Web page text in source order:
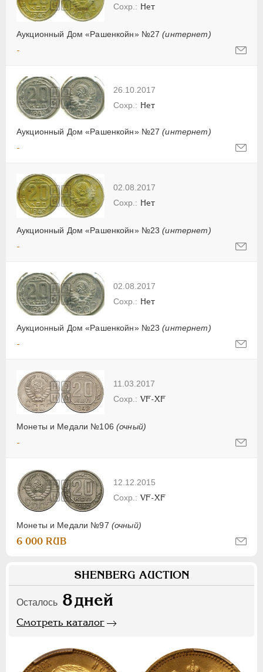
Аукционный Дом «Рашенкойн» №27(интернет)
Нет
-
26.10.2017
Аукционный Дом «Рашенкойн» №27(интернет)
Нет
-
02.08.2017
Аукционный Дом «Рашенкойн» №23(интернет)
Нет
-
02.08.2017
Аукционный Дом «Рашенкойн» №23(интернет)
Нет
-
11.03.2017
Монеты и Медали №106 (очный)
VF-XF
-
12.12.2015
Монеты и Медали №97 (очный)
VF-XF
6 000 RUB
SHENBERG AUCTION
Осталось 8дней
Смотреть каталог